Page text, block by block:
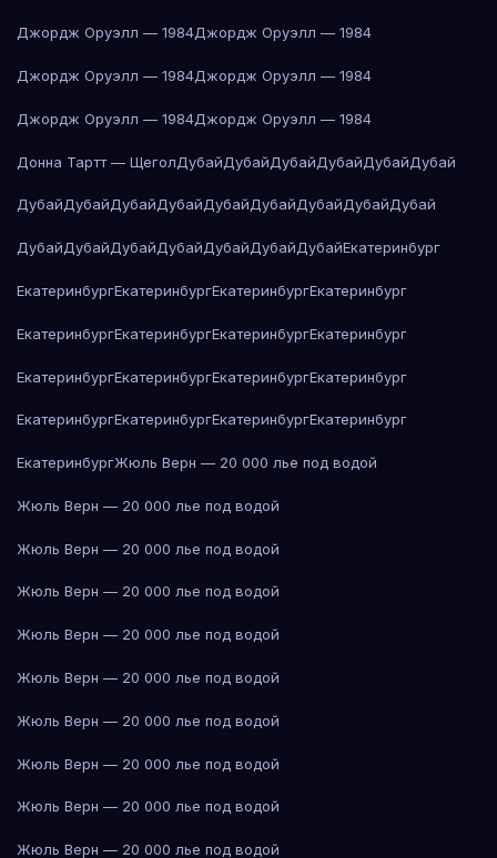
Джордж Оруэлл — 1984Джордж Оруэлл — 1984
Джордж Оруэлл — 1984Джордж Оруэлл — 1984
Джордж Оруэлл — 1984Джордж Оруэлл — 1984
Донна Тартт — ЩеголДубайДубайДубайДубайДубайДубай
ДубайДубайДубайДубайДубайДубайДубайДубайДубай
ДубайДубайДубайДубайДубайДубайДубайЕкатеринбург
ЕкатеринбургЕкатеринбургЕкатеринбургЕкатеринбург
ЕкатеринбургЕкатеринбургЕкатеринбургЕкатеринбург
ЕкатеринбургЕкатеринбургЕкатеринбургЕкатеринбург
ЕкатеринбургЕкатеринбургЕкатеринбургЕкатеринбург
ЕкатеринбургЖюль Верн — 20 000 лье под водой
Жюль Верн — 20 000 лье под водой
Жюль Верн — 20 000 лье под водой
Жюль Верн — 20 000 лье под водой
Жюль Верн — 20 000 лье под водой
Жюль Верн — 20 000 лье под водой
Жюль Верн — 20 000 лье под водой
Жюль Верн — 20 000 лье под водой
Жюль Верн — 20 000 лье под водой
Жюль Верн — 20 000 лье под водой